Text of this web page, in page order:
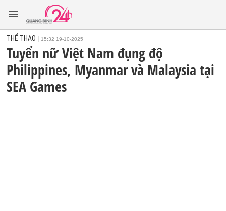
THỂ THAO 15:32 19-10-2025
Tuyển nữ Việt Nam đụng độ
Philippines, Myanmar và Malaysia tại
SEA Games